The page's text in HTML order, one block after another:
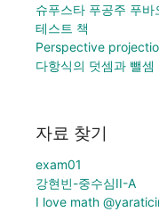
슈푸스타 푸공주 푸바
테스트 책
Perspective
다항식의 덧셈과 뺄셈
자료 찾기
exam01
강현빈-중수심II-A
I love math